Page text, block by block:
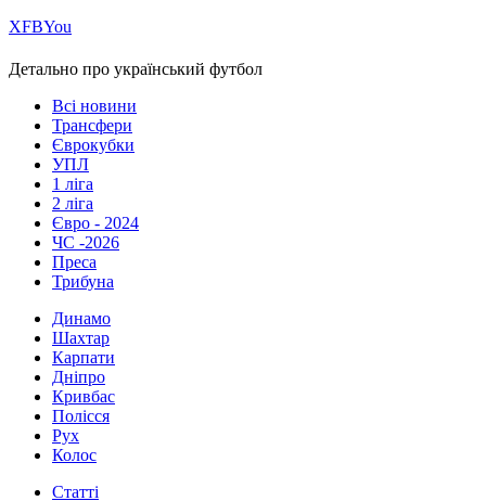
ХFBYou
Детально про український футбол
Всі новини
Трансфери
Єврокубки
УПЛ
1 ліга
2 ліга
Євро - 2024
ЧС -2026
Преса
Трибуна
Динамо
Шахтар
Карпати
Дніпро
Кривбас
Полісся
Рух
Колос
Статті